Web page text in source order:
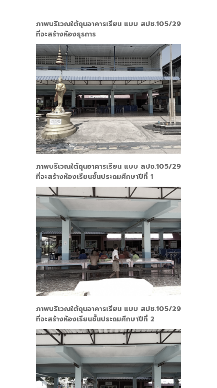
ภาพบริเวณใต้ถุนอาคารเรียน แบบ สปช.105/29
ที่จะสร้างห้องธุรการ
ภาพบริเวณใต้ถุนอาคารเรียน แบบ สปช.105/29
ที่จะสร้างห้องเรียนชั้นประถมศึกษาปีที่ 1
ภาพบริเวณใต้ถุนอาคารเรียน แบบ สปช.105/29
ที่จะสร้างห้องเรียนชั้นประถมศึกษาปีที่ 2